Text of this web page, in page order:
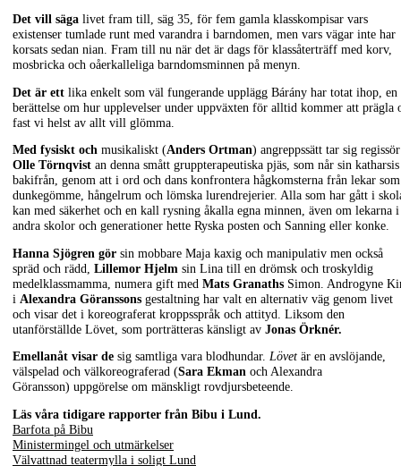
Det vill säga livet fram till, säg 35, för fem gamla klasskompisar vars
existenser tumlade runt med varandra i barndomen, men vars vägar inte har
korsats sedan nian. Fram till nu när det är dags för klassåterträff med korv,
mosbricka och oåerkalleliga barndomsminnen på menyn.
Det är ett lika enkelt som väl fungerande upplägg Bárány har totat ihop, en
berättelse om hur upplevelser under uppväxten för alltid kommer att prägla
fast vi helst av allt vill glömma.
Med fysiskt och musikaliskt (Anders Ortman) angreppssätt tar sig regissör
Olle Törnqvist an denna smått gruppterapeutiska pjäs, som når sin katharsis
bakifrån, genom att i ord och dans konfrontera hågkomsterna från lekar som
dunkegömme, hångelrum och lömska lurendrejerier. Alla som har gått i
kan med säkerhet och en kall rysning åkalla egna minnen, även om lekarna i
andra skolor och generationer hette Ryska posten och Sanning eller konke.
Hanna Sjögren gör sin mobbare Maja kaxig och manipulativ men också
spräd och rädd, Lillemor Hjelm sin Lina till en drömsk och troskyldig
medelklassmamma, numera gift med Mats Granaths Simon. Androgyne
i Alexandra Göranssons gestaltning har valt en alternativ väg genom livet
och visar det i koreograferat kroppsspråk och attityd. Liksom den
utanförställde Lövet, som porträtteras känsligt av Jonas Örknér.
Emellanåt visar de sig samtliga vara blodhundar. Lövet är en avslöjande,
välspelad och välkoreograferad (Sara Ekman och Alexandra
Göransson) uppgörelse om mänskligt rovdjursbeteende.
Läs våra tidigare rapporter från Bibu i Lund.
Barfota på Bibu
Ministermingel och utmärkelser
Välvattnad teatermylla i soligt Lund